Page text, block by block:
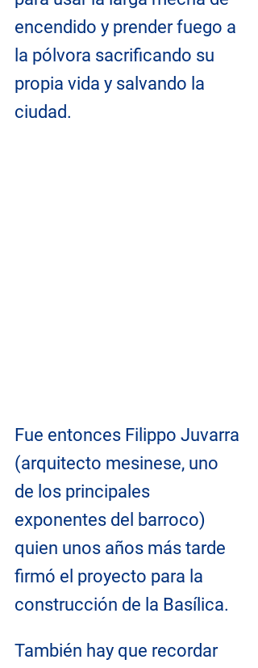
encendido y prender fuego a
la pólvora sacrificando su
propia vida y salvando la
ciudad.
Fue entonces Filippo Juvarra
(arquitecto mesinese, uno
de los principales
exponentes del barroco)
quien unos años más tarde
firmó el proyecto para la
construcción de la Basílica.
También hay que recordar